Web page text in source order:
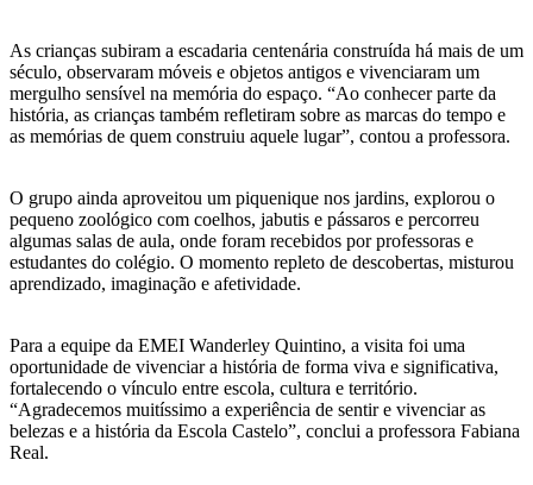
As crianças subiram a escadaria centenária construída há mais de um
século, observaram móveis e objetos antigos e vivenciaram um
mergulho sensível na memória do espaço. “Ao conhecer parte da
história, as crianças também refletiram sobre as marcas do tempo e
as memórias de quem construiu aquele lugar”, contou a professora.
O grupo ainda aproveitou um piquenique nos jardins, explorou o
pequeno zoológico com coelhos, jabutis e pássaros e percorreu
algumas salas de aula, onde foram recebidos por professoras e
estudantes do colégio. O momento repleto de descobertas, misturou
aprendizado, imaginação e afetividade.
Para a equipe da EMEI Wanderley Quintino, a visita foi uma
oportunidade de vivenciar a história de forma viva e significativa,
fortalecendo o vínculo entre escola, cultura e território.
“Agradecemos muitíssimo a experiência de sentir e vivenciar as
belezas e a história da Escola Castelo”, conclui a professora Fabiana
Real.